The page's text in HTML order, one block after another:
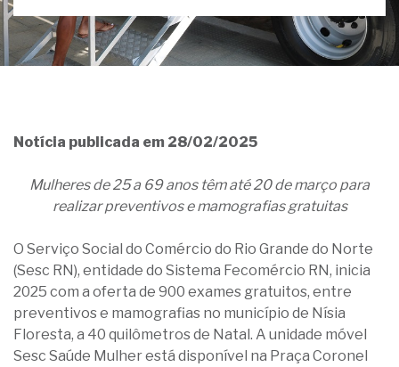
Notícia publicada em 28/02/2025
Mulheres de 25 a 69 anos têm até 20 de março para
realizar preventivos e mamografias gratuitas
O Serviço Social do Comércio do Rio Grande do Norte
(Sesc RN), entidade do Sistema Fecomércio RN, inicia
2025 com a oferta de 900 exames gratuitos, entre
preventivos e mamografias no município de Nísia
Floresta, a 40 quilômetros de Natal. A unidade móvel
Sesc Saúde Mulher está disponível na Praça Coronel